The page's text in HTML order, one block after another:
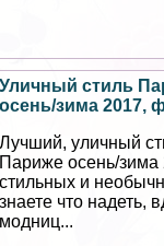
Уличный стиль
осень/зима 2017,
Лучший, уличный
Париже осень/
стильных и
знаете что надеть,
модниц...